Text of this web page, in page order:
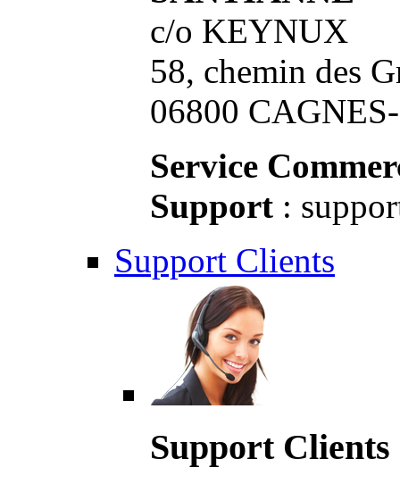
c/o KEYNUX
58, chemin des
06800
Service
Support :
Support Clients
Support Clients